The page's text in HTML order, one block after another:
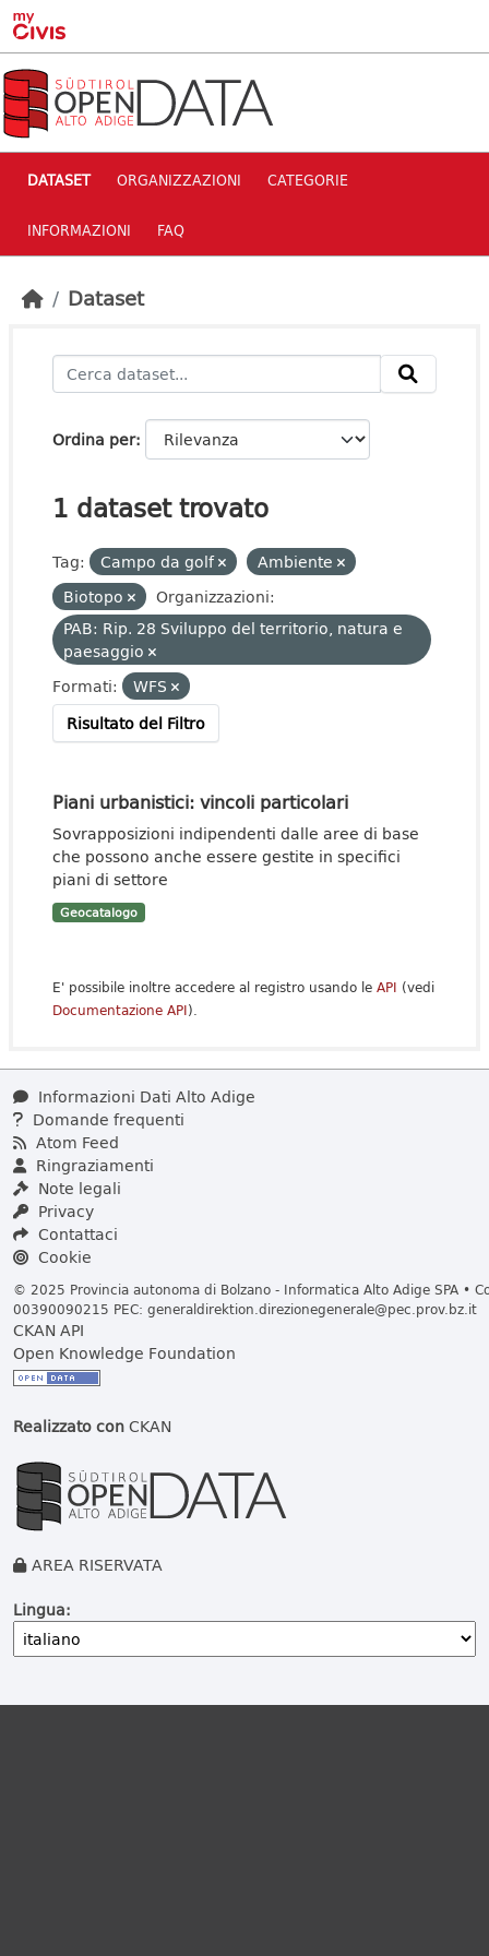
Skip to main content
DATASET ORGANIZZAZIONI CATEGORIE
INFORMAZIONI FAQ
Dataset
Ordina per
1 dataset trovato
Tag: Campo da golf
Ambiente
Biotopo
Organizzazioni:
PAB: Rip. 28 Sviluppo del territorio, natura e
paesaggio
Formati:
WFS
Risultato del Filtro
Piani urbanistici: vincoli particolari
Sovrapposizioni indipendenti dalle aree di base
che possono anche essere gestite in specifici
piani di settore
Geocatalogo
E' possibile inoltre accedere al registro usando le API (vedi
Documentazione API).
Informazioni Dati Alto Adige
Domande frequenti
Atom Feed
Ringraziamenti
Note legali
Privacy
Contattaci
Cookie
© 2025 Provincia autonoma di Bolzano - Informatica Alto Adige SPA •
00390090215 PEC: generaldirektion.direzionegenerale@pec.prov.bz.it
CKAN API
Open Knowledge Foundation
Realizzato conCKAN
AREA RISERVATA
Lingua